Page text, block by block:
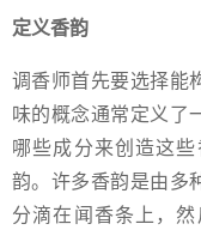
定义香韵
调香师首先要选择能
味的概念通常定义了
哪些成分来创造这
韵。许多香韵是由多
分滴在闻香条上，